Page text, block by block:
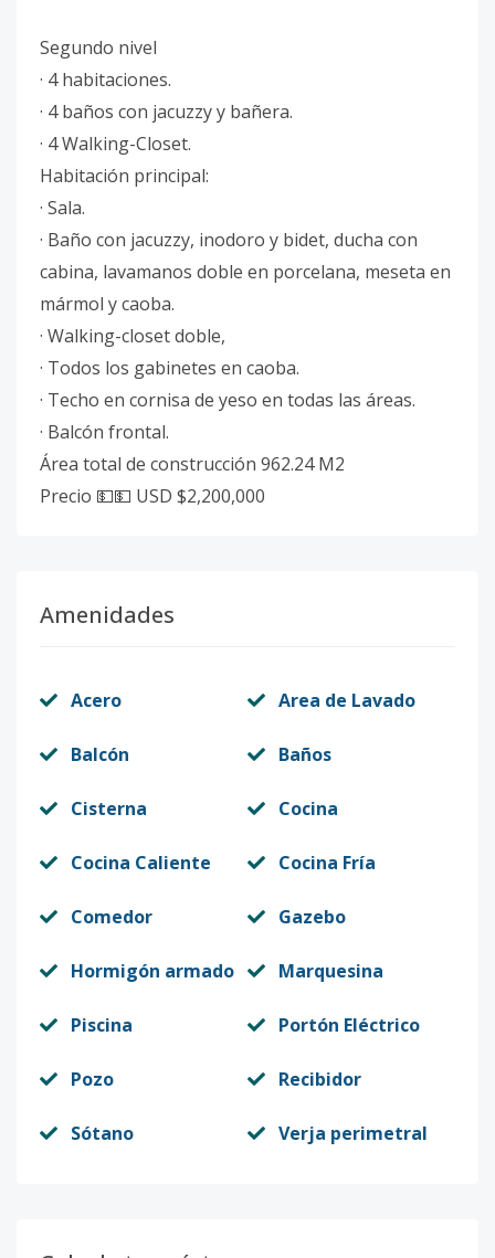
Segundo nivel
· 4 habitaciones.
· 4 baños con jacuzzy y bañera.
· 4 Walking-Closet.
Habitación principal:
· Sala.
· Baño con jacuzzy, inodoro y bidet, ducha con
cabina, lavamanos doble en porcelana, meseta en
mármol y caoba.
· Walking-closet doble,
· Todos los gabinetes en caoba.
· Techo en cornisa de yeso en todas las áreas.
· Balcón frontal.
Área total de construcción 962.24 M2
Precio 💵💵 USD $2,200,000
Amenidades
Acero Area de Lavado
Balcón Baños
Cisterna Cocina
Cocina Caliente Cocina Fría
Comedor Gazebo
Hormigón armado Marquesina
Piscina Portón Eléctrico
Pozo Recibidor
Sótano Verja perimetral